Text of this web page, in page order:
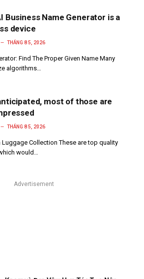
Business Name Generator is a
device
THÁNG 8 5, 2026
Find The Proper Given Name Many
algorithms…
most of those are
THÁNG 8 5, 2026
Luggage Collection These are top quality
would…
Advertisement